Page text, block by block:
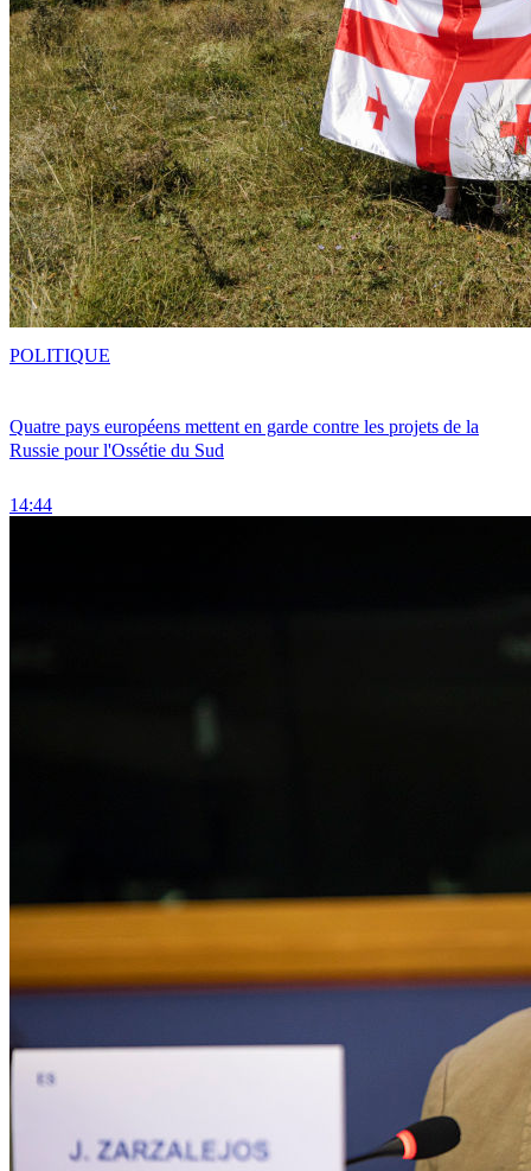
Quatre pays européens mettent en garde contre les projets de la
Russie pour l'Ossétie du Sud
14:44
POLITIQUE